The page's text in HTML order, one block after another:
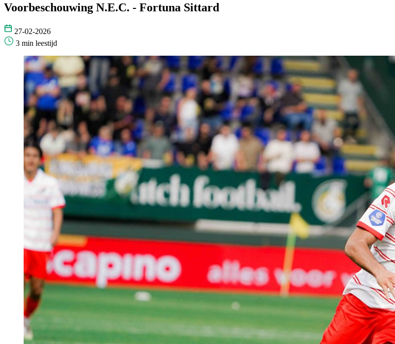
Voorbeschouwing N.E.C. - Fortuna Sittard
27-02-2026
3 min leestijd